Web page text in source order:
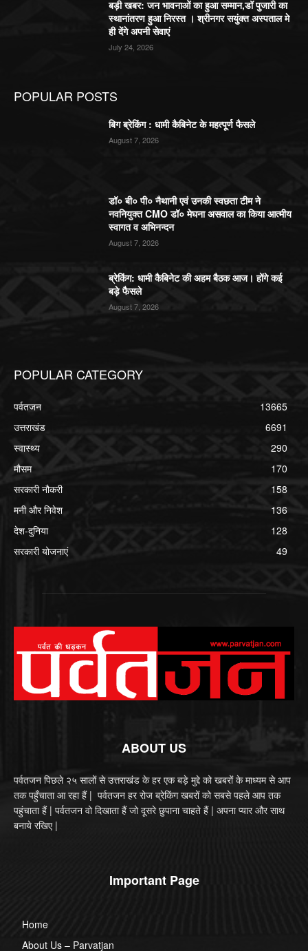
बड़ी खबर: जन भावनाओं का हुआ सम्मान,डॉ पुजारी का
स्थानांतरण हुआ निरस्त । श्रीनगर सयुंक्त अस्पताल मे
ही देंगे अपनी सेवाएं
July 24, 2026
POPULAR POSTS
बिग ब्रेकिंग : धामी कैबिनेट के महत्पूर्ण फैसले
August 7, 2026
डॉ० बी० पी० नैथानी एवं उनकी स्वछता टीम ने
नवनियुक्त CMO डॉ० मेघना असवाल का किया आत्मीय
स्वागत व अभिनन्दन
August 7, 2026
ब्रेकिंग: धामी कैबिनेट की अहम बैठक आज। होंगे कई
बड़े फैसले
August 7, 2026
POPULAR CATEGORY
पर्वतजन
13665
उत्तराखंड
6691
स्वास्थ्य
290
मौसम
170
सरकारी नौकरी
158
मनी और निवेश
136
देश-दुनिया
128
सरकारी योजनाएं
49
ABOUT US
पर्वतजन पिछले २५ सालों से उत्तराखंड के हर एक बड़े मुद्दे को खबरों के माध्यम से आप
तक पहुँचाता आ रहा हैं | पर्वतजन हर रोज ब्रेकिंग खबरों को सबसे पहले आप तक
पहुंचाता हैं | पर्वतजन वो दिखाता हैं जो दूसरे छुपाना चाहते हैं | अपना प्यार और साथ
बनाये रखिए |
Important Page
Home
About Us – Parvatjan